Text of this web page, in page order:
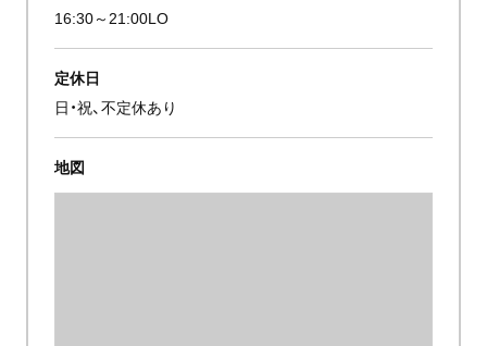
16:30～21:00LO
定休日
日・祝、不定休あり
地図